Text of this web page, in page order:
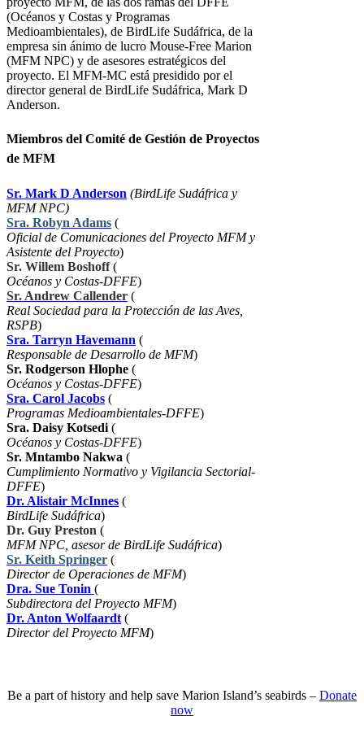
(Océanos y Costas y Programas
Medioambientales), de BirdLife Sudáfrica, de la
empresa sin ánimo de lucro Mouse-Free Marion
(MFM NPC) y de asesores estratégicos del
proyecto. El MFM-MC está presidido por el
director general de BirdLife Sudáfrica, Mark D
Anderson.
Miembros del Comité de Gestión de Proyectos
de MFM
Sr. Mark D Anderson (BirdLife Sudáfrica y
MFM NPC)
Sra. Robyn Adams (
Oficial de Comunicaciones del Proyecto MFM y
Asistente del Proyecto)
Sr. Willem Boshoff (
Océanos y Costas-DFFE)
Sr. Andrew Callender (
Real Sociedad para la Protección de las Aves,
RSPB)
Sra. Tarryn Havemann (
Responsable de Desarrollo de MFM)
Sr. Rodgerson Hlophe (
Océanos y Costas-DFFE)
Sra. Carol Jacobs (
Programas Medioambientales-DFFE)
Sra. Daisy Kotsedi (
Océanos y Costas-DFFE)
Sr. Mntambo Nakwa (
Cumplimiento Normativo y Vigilancia Sectorial-
DFFE)
Dr. Alistair McInnes (
BirdLife Sudáfrica)
Dr. Guy Preston (
MFM NPC, asesor de BirdLife Sudáfrica)
Sr. Keith Springer (
Director de Operaciones de MFM)
Dra. Sue Tonin (
Subdirectora del Proyecto MFM)
Dr. Anton Wolfaardt (
Director del Proyecto MFM)
Be a part of history and help save Marion Island’s seabirds – Donate
now